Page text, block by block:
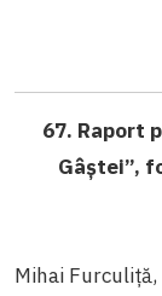
67. Raport
Gâștei”,
Mihai